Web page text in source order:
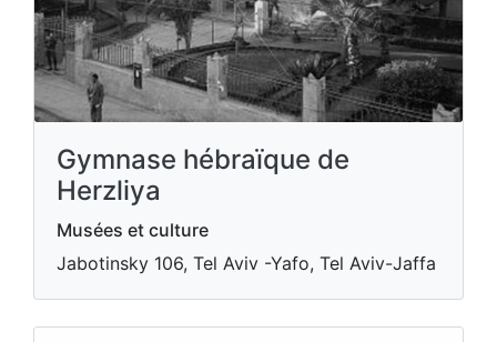
Gymnase hébraïque de
Herzliya
Musées et culture
Jabotinsky 106, Tel Aviv -Yafo, Tel Aviv-Jaffa